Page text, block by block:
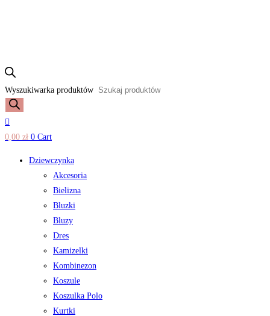
Wyszukiwarka produktów
0,00 zł 0 Cart
Dziewczynka
Akcesoria
Bielizna
Bluzki
Bluzy
Dres
Kamizelki
Kombinezon
Koszule
Koszulka Polo
Kurtki